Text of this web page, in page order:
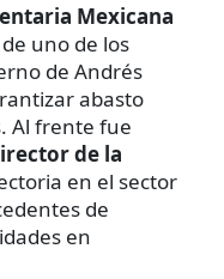
Mexicana
uno de los
de Andrés
abasto
Al frente fue
de la
en el sector
de
en